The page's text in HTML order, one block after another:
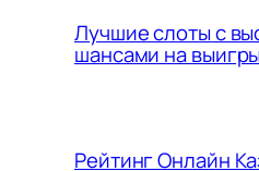
Лучшие слоты с
шансами на
Рейтинг Онлайн